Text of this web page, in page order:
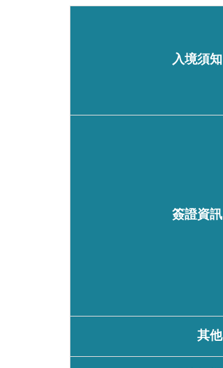
入境須知
簽證資訊
其他